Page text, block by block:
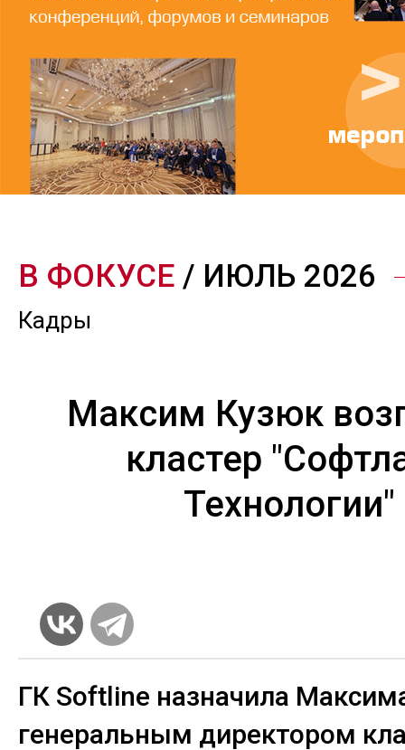
В ФОКУСЕ / ИЮЛЬ 2026
Кадры
Максим Кузюк
кластер
Технологии"
ГК Softline назначила
генеральным директором